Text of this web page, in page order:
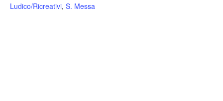
Ludico/Ricreativi, S. Messa